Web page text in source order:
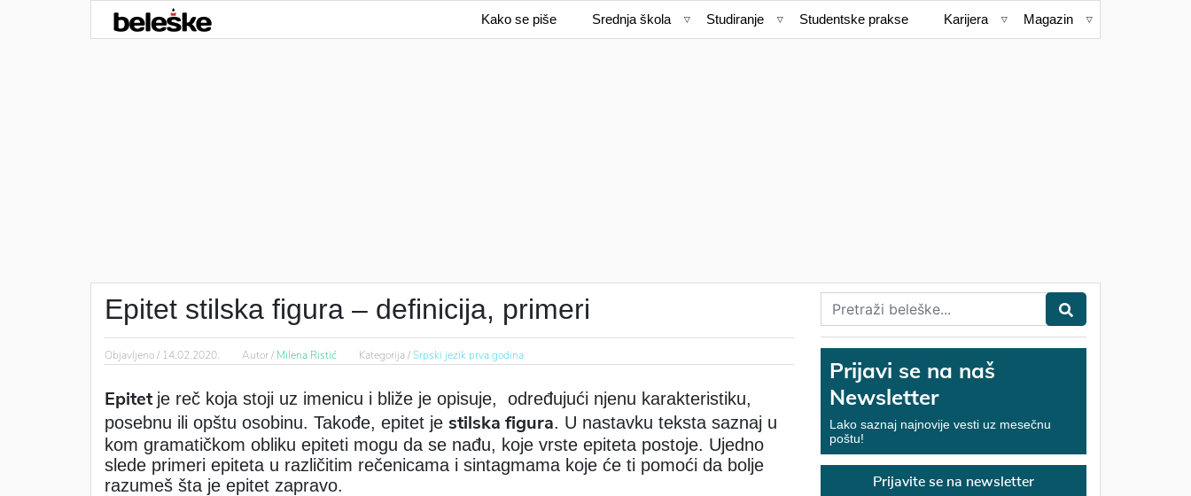
Kako se piše Srednja škola Studiranje Studentske prakse Karijera Magazin
Epitet stilska figura – definicija, primeri
Objavljeno / 14.02.2020. Autor / Milena Ristić Kategorija /Srpski jezik prva godina
Epitet je reč koja stoji uz imenicu i bliže je opisuje, određujući njenu karakteristiku,
posebnu ili opštu osobinu. Takođe, epitet je stilska figura. U nastavku teksta saznaj u
kom gramatičkom obliku epiteti mogu da se nađu, koje vrste epiteta postoje. Ujedno
slede primeri epiteta u različitim rečenicama i sintagmama koje će ti pomoći da bolje
razumeš šta je epitet zapravo.
Prijavi se na naš
Newsletter
Lako saznaj najnovije vesti uz mesečnu
poštu!
Prijavite se na newsletter